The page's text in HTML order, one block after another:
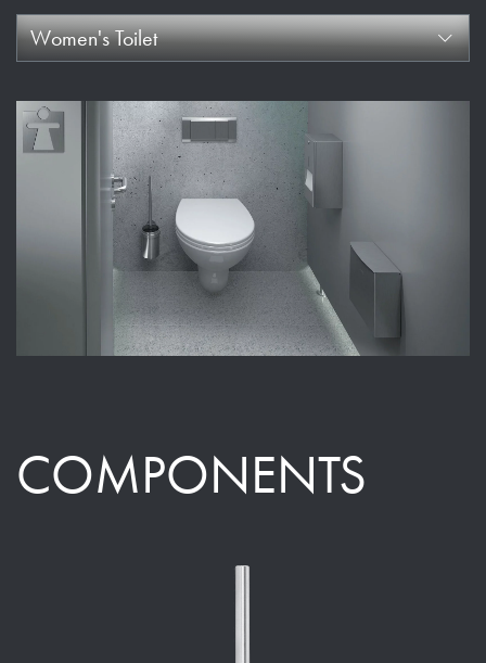
Women's Toilet
COMPONENTS